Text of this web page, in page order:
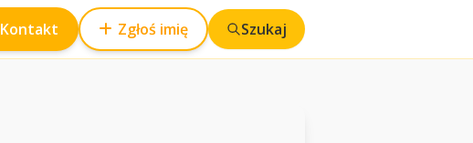
Kontakt Zgłoś imię Szukaj